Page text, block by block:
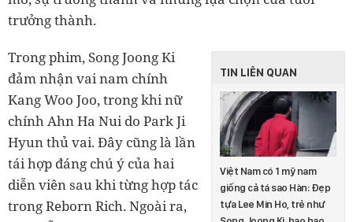
trưởng thành.
TIN LIÊN QUAN
Việt Nam có 1 mỹ nam
giống cả tá sao Hàn: Đẹp
tựa Lee Min Ho, trẻ như
Trong phim, Song Joong Ki
đảm nhận vai nam chính
Kang Woo Joo, trong khi nữ
chính Ahn Ha Nui do Park Ji
Hyun thủ vai. Đây cũng là lần
tái hợp đáng chú ý của hai
diễn viên sau khi từng hợp tác
trong Reborn Rich. Ngoài ra,